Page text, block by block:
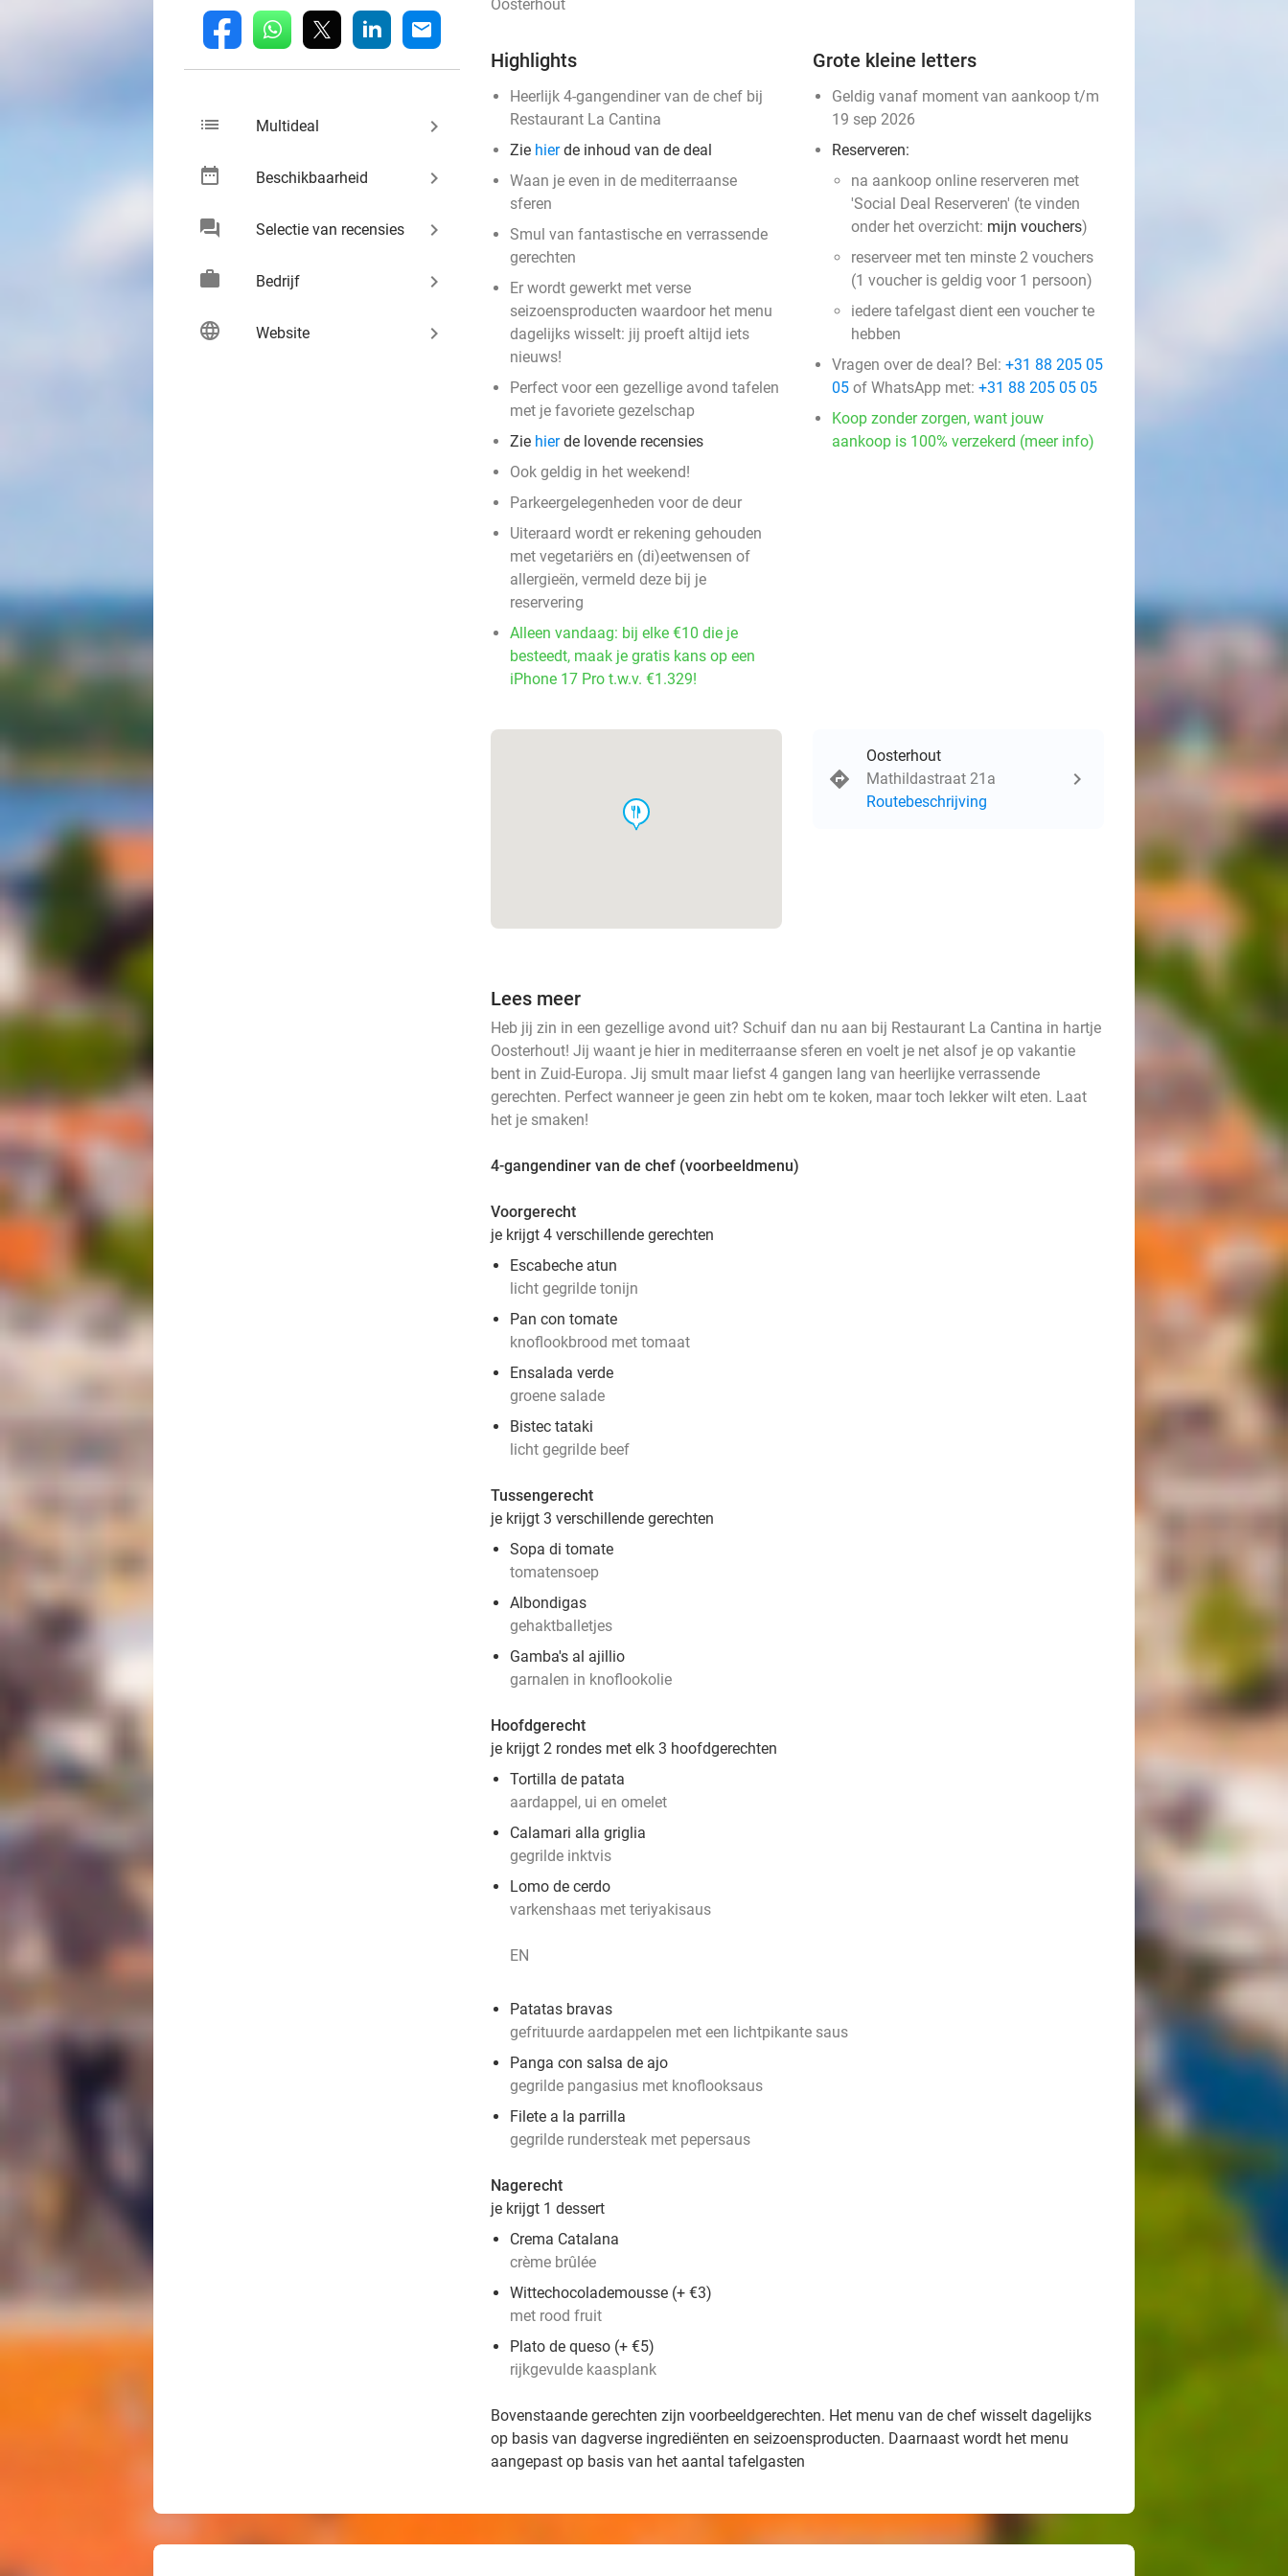
fb whatsapp linkedin mail
list Multideal keyboard_arrow_right
date_range Beschikbaarheid keyboard_arrow_right
chat Selectie van recensies keyboard_arrow_right
work Bedrijf keyboard_arrow_right
language Website keyboard_arrow_right
Oosterhout
Highlights
Heerlijk 4-gangendiner van de chef bij
Restaurant La Cantina
Zie hierde inhoud van de deal
Waan je even in de mediterraanse
sferen
Smul van fantastische en verrassende
gerechten
Er wordt gewerkt met verse
seizoensproducten waardoor het menu
dagelijks wisselt: jij proeft altijd iets
nieuws!
Perfect voor een gezellige avond tafelen
met je favoriete gezelschap
Zie hierde lovende recensies
Ook geldig in het weekend!
Parkeergelegenheden voor de deur
Uiteraard wordt er rekening gehouden
met vegetariërs en (di)eetwensen of
allergieën, vermeld deze bij je
reservering
Alleen vandaag: bij elke €10 die je
besteedt, maak je gratis kans op een
iPhone 17 Pro t.w.v. €1.329!
Grote kleine letters
Geldig vanaf moment van aankoop t/m
19 sep 2026
Reserveren:
na aankoop online reserveren met
'Social Deal Reserveren' (te vinden
onder het overzicht: mijn vouchers)
reserveer met ten minste 2 vouchers
(1 voucher is geldig voor 1 persoon)
iedere tafelgast dient een voucher te
hebben
Vragen over de deal? Bel: +31 88 205 05
05 of WhatsApp met: +31 88 205 05 05
Koop zonder zorgen, want jouw
aankoop is 100% verzekerd (meer info)
food
Oosterhout
Mathildastraat 21a
Routebeschrijving
Lees meer
Heb jij zin in een gezellige avond uit? Schuif dan nu aan bij Restaurant La Cantina in hartje
Oosterhout! Jij waant je hier in mediterraanse sferen en voelt je net alsof je op vakantie
bent in Zuid-Europa. Jij smult maar liefst 4 gangen lang van heerlijke verrassende
gerechten. Perfect wanneer je geen zin hebt om te koken, maar toch lekker wilt eten. Laat
het je smaken!
4-gangendiner van de chef (voorbeeldmenu)
Voorgerecht
je krijgt 4 verschillende gerechten
Escabeche atun
licht gegrilde tonijn
Pan con tomate
knoflookbrood met tomaat
Ensalada verde
groene salade
Bistec tataki
licht gegrilde beef
Tussengerecht
je krijgt 3 verschillende gerechten
Sopa di tomate
tomatensoep
Albondigas
gehaktballetjes
Gamba's al ajillio
garnalen in knoflookolie
Hoofdgerecht
je krijgt 2 rondes met elk 3 hoofdgerechten
Tortilla de patata
aardappel, ui en omelet
Calamari alla griglia
gegrilde inktvis
Lomo de cerdo
varkenshaas met teriyakisaus
EN
Patatas bravas
gefrituurde aardappelen met een lichtpikante saus
Panga con salsa de ajo
gegrilde pangasius met knoflooksaus
Filete a la parrilla
gegrilde rundersteak met pepersaus
Nagerecht
je krijgt 1 dessert
Crema Catalana
crème brûlée
Wittechocolademousse (+ €3)
met rood fruit
Plato de queso (+ €5)
rijkgevulde kaasplank
Bovenstaande gerechten zijn voorbeeldgerechten. Het menu van de chef wisselt dagelijks
op basis van dagverse ingrediënten en seizoensproducten. Daarnaast wordt het menu
aangepast op basis van het aantal tafelgasten